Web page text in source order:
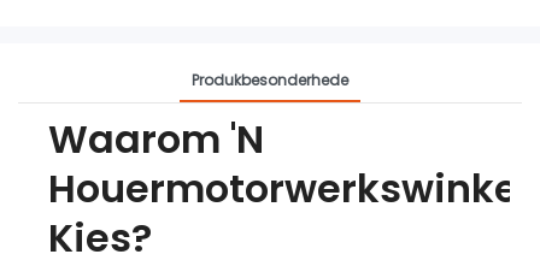
Produkbesonderhede
Waarom 'n
Houermotorwerkswinkel
Kies?